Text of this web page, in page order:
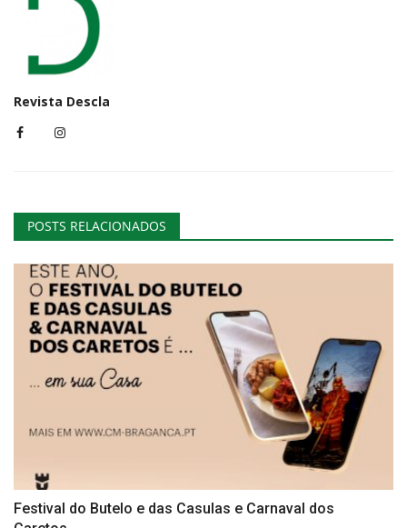
Revista Descla
POSTS RELACIONADOS
Festival do Butelo e das Casulas e Carnaval dos